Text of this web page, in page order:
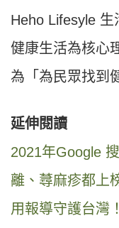
Heho Lifesyle
健康生活為核心
為「為民眾找到
延伸閱讀
2021年Google
離、蕁麻疹都上
用報導守護台灣